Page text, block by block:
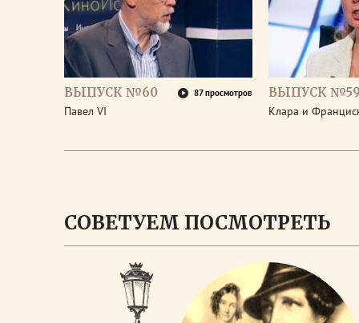
ВЫПУСК №60 87 просмотров
Павел VI
ВЫПУСК
Клара и
СОВЕТУЕМ ПОСМОТРЕТЬ